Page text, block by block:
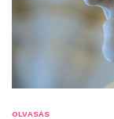
OLVASÁS